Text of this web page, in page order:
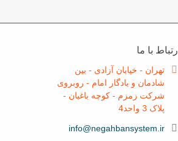
ارتباط با ما
تهران - خیابان آزادی - بین
شادمان و یادگار امام - روبروی
شرکت زمزم - کوچه باغبان -
پلاک 3 واحد4
info@negahbansystem.ir